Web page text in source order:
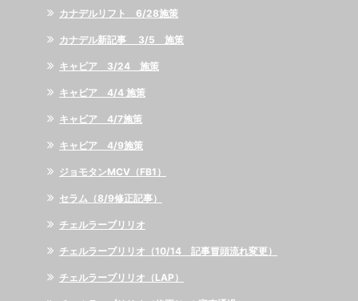
カナデルリフト 6/28施策
カナデル新記事 3/5 施策
キャビア 3/24 施策
キャビア 4/4 施策
キャビア 4/7施策
キャビア 4/9施策
ジョモタンMCV（FB1）
セラム（8/9修正記事）
チェルラーブリリオ
チェルラーブリリオ（10/14 記事冒頭流れ変更）
チェルラーブリリオ（LAP）